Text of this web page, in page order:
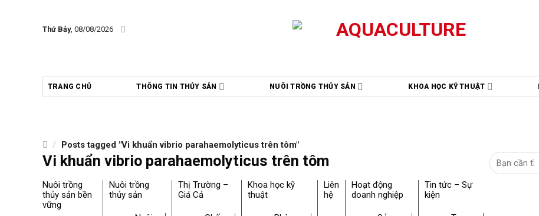
Thứ Bảy, 08/08/2026
TRANG CHỦ THÔNG TIN THỦY SẢN NUÔI TRỒNG THỦY SẢN KHOA HỌC KỸ THUẬT
/ Posts tagged "Vi khuẩn vibrio parahaemolyticus trên tôm"
Vi khuẩn vibrio parahaemolyticus trên tôm
Nuôi trồng
thủy sản bền
vững
Nuôi trồng
thủy sản
Thị Trường –
Giá Cả
Khoa học kỹ
thuật
Liên
hệ
Hoạt động
doanh nghiệp
Tin tức – Sự
kiện